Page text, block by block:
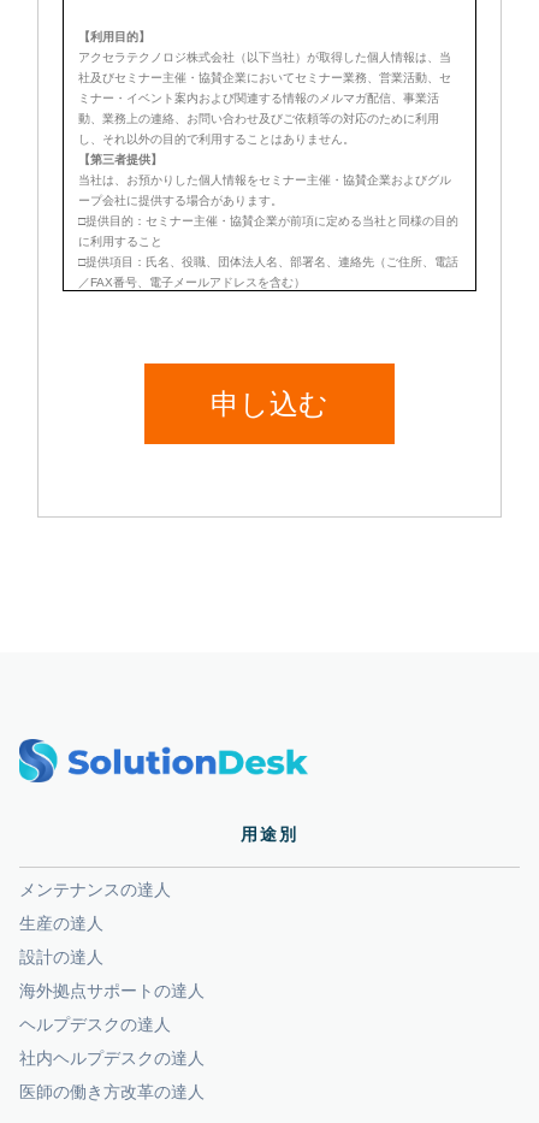
用途別
メンテナンスの達人
生産の達人
設計の達人
海外拠点サポートの達人
ヘルプデスクの達人
社内ヘルプデスクの達人
医師の働き方改革の達人